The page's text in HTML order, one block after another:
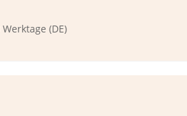
(DE)